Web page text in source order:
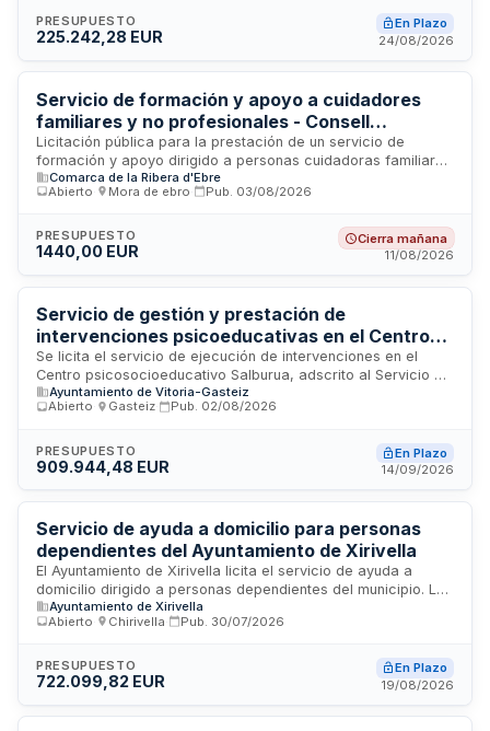
tecnologías de información y comunicación. Está destinado a
promover la permanencia en el entorno habitual, garantizar
fomentar autonomía personal, proporcionar seguridad y
prevenir situaciones de aislamiento social, soledad no
deseada o riesgo domiciliario.
PRESUPUESTO
225.242,28 EUR
En Plazo
24/08/2026
Servicio de formación y apoyo a cuidadores
familiares y no profesionales - Consell
Comarcal de la Ribera d'Ebre
Licitación pública para la prestación de un servicio de
formación y apoyo dirigido a personas cuidadoras familiares
y otros cuidadores no profesionales en la comarca de la
Ribera d'Ebre. El servicio comprende la impartición de cinco
horas de formación en cada uno de los municipios de
Benissanet, La Torre de l'Espanyol y Ginestar. El objetivo es
acompañamiento a cuidadores informales para mejorar sus
competencias y bienestar en el ejercicio de la función de
cuidados.
Comarca de la Ribera d'Ebre
Abierto
Mora de ebro Pub. 03/08/2026
PRESUPUESTO
1440,00 EUR
Cierra mañana
11/08/2026
Servicio de gestión y prestación de
intervenciones psicoeducativas en el Centro
Salburua del Ayuntamiento de Vitoria-Gasteiz
Se licita el servicio de ejecución de intervenciones en el
Centro psicosocioeducativo Salburua, adscrito al Servicio de
Infancia y Familia del Ayuntamiento de Vitoria-Gasteiz. El
contrato comprende la prestación de servicios de atención
situación de riesgo o desprotección, bajo los principios de la
Ley Orgánica de Protección Jurídica del Menor. El contrato
de intervención que trabaje de forma coordinada con las
familias beneficiarias.
Ayuntamiento de Vitoria-Gasteiz
Abierto
Gasteiz Pub. 02/08/2026
PRESUPUESTO
909.944,48 EUR
En Plazo
14/09/2026
Servicio de ayuda a domicilio para personas
dependientes del Ayuntamiento de Xirivella
El Ayuntamiento de Xirivella licita el servicio de ayuda a
domicilio dirigido a personas dependientes del municipio. La
prestación será ejecutada por personal titulado y cualificado
que realizará las tareas de asistencia personal en el
procedimiento abierto y se configura por precios unitarios,
sujeto a supervisión y control municipal para garantizar la
Ayuntamiento de Xirivella
Abierto
Chirivella Pub. 30/07/2026
PRESUPUESTO
722.099,82 EUR
En Plazo
19/08/2026